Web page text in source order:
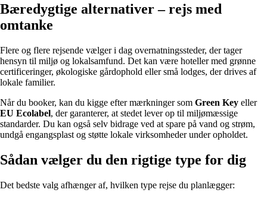
Bæredygtige alternativer – rejs med
omtanke
Flere og flere rejsende vælger i dag overnatningssteder, der tager
hensyn til miljø og lokalsamfund. Det kan være hoteller med grønne
certificeringer, økologiske gårdophold eller små lodges, der drives af
lokale familier.
Når du booker, kan du kigge efter mærkninger som Green Key eller
EU Ecolabel, der garanterer, at stedet lever op til miljømæssige
standarder. Du kan også selv bidrage ved at spare på vand og strøm,
undgå engangsplast og støtte lokale virksomheder under opholdet.
Sådan vælger du den rigtige type for dig
Det bedste valg afhænger af, hvilken type rejse du planlægger: